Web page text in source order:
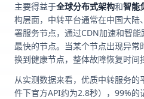
主要得益于全球分布式架构和智能
构层面，中转平台通常在中国大陆
署服务节点，通过CDN加速和智能
最快的节点。当某个节点出现异
换到健康节点，整体故障恢复时间
从实测数据来看，优质中转服务
件下官方API约为2.8秒），99%